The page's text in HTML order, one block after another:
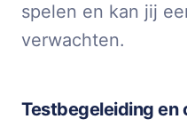
spelen en kan jij
verwachten.
Testbegeleiding en